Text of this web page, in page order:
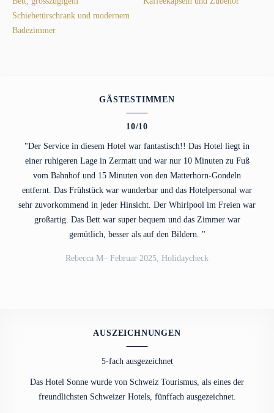
Holzrahmen
feinsten
GÄSTESTIMMEN
10/10
"Der Service in diesem Hotel war fantastisch!! Das Hotel liegt in
einer ruhigeren Lage in Zermatt und war nur 10 Minuten zu Fuß
vom Bahnhof und 15 Minuten von den Matterhorn-Gondeln
entfernt. Das Frühstück war wunderbar und das Hotelpersonal war
sehr zuvorkommend in jeder Hinsicht. Der Whirlpool im Freien war
großartig. Das Bett war super bequem und das Zimmer war
gemütlich, besser als auf den Bildern. "
Rebecca M– Februar 2025, Holidaycheck
AUSZEICHNUNGEN
5-fach ausgezeichnet
Das Hotel Sonne wurde von Schweiz Tourismus, als eines der
freundlichsten Schweizer Hotels, fünffach ausgezeichnet.